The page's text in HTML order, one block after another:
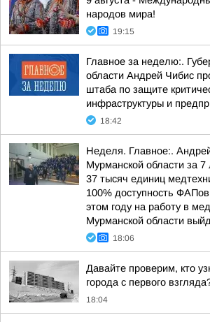
народов мира!
19:15
Главное за неделю:.
области Андрей Чибис
штаба по защите
инфраструктуры и
18:42
Неделя. Главное:.
Мурманской области за 7
37 тысяч единиц
100% доступность
этом году на работу в
Мурманской области
18:06
Давайте проверим, кто
города с первого
18:04